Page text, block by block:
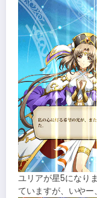
ユリアが星5になり
ていますが、いやー